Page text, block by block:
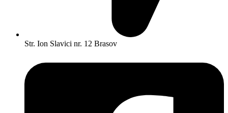
Str. Ion Slavici nr. 12 Brasov